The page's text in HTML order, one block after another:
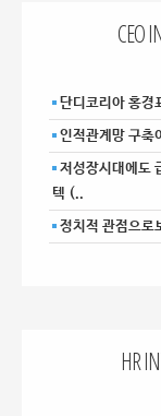
CEO
단디코리아 홍경
인적관계망 구축
저성장시대에도
텍 (..
정치적 관점으로
HR